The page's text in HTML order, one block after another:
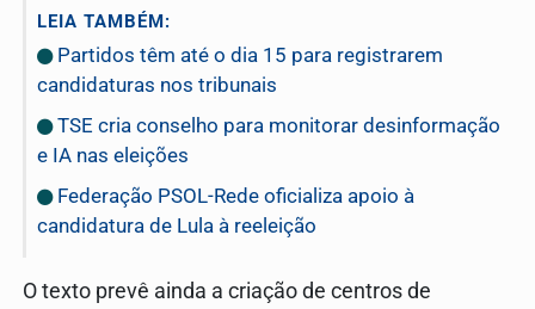
LEIA TAMBÉM:
Partidos têm até o dia 15 para registrarem
candidaturas nos tribunais
TSE cria conselho para monitorar desinformação
e IA nas eleições
Federação PSOL-Rede oficializa apoio à
candidatura de Lula à reeleição
O texto prevê ainda a criação de centros de